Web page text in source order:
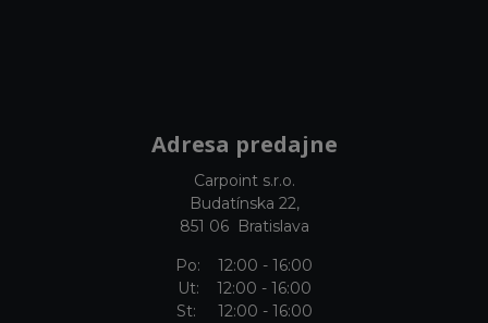
Adresa predajne
Carpoint s.r.o.
Budatínska 22,
851 06 Bratislava
Po: 12:00 - 16:00
Ut: 12:00 - 16:00
St: 12:00 - 16:00